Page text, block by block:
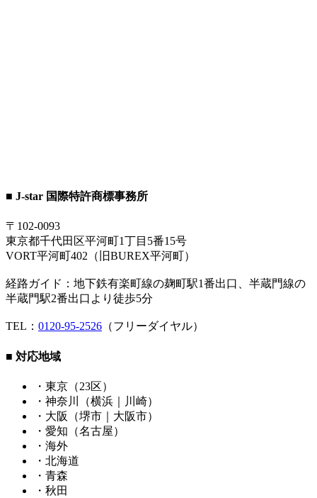
■ J-star 国際特許商標事務所
〒102-0093
東京都千代田区平河町1丁目5番15号
VORT平河町402（旧BUREX平河町）
経路ガイド：地下鉄有楽町線の麹町駅1番出口、半蔵門線の
半蔵門駅2番出口より徒歩5分
TEL： 0120-95-2526 （フリーダイヤル）
■ 対応地域
・東京（23区）
・神奈川（横浜｜川崎）
・大阪（堺市｜大阪市）
・愛知（名古屋）
・海外
・北海道
・青森
・秋田